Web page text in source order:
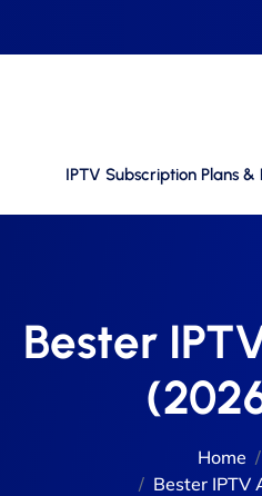
IPTV Subscription Plans
Bester
Home
Bester